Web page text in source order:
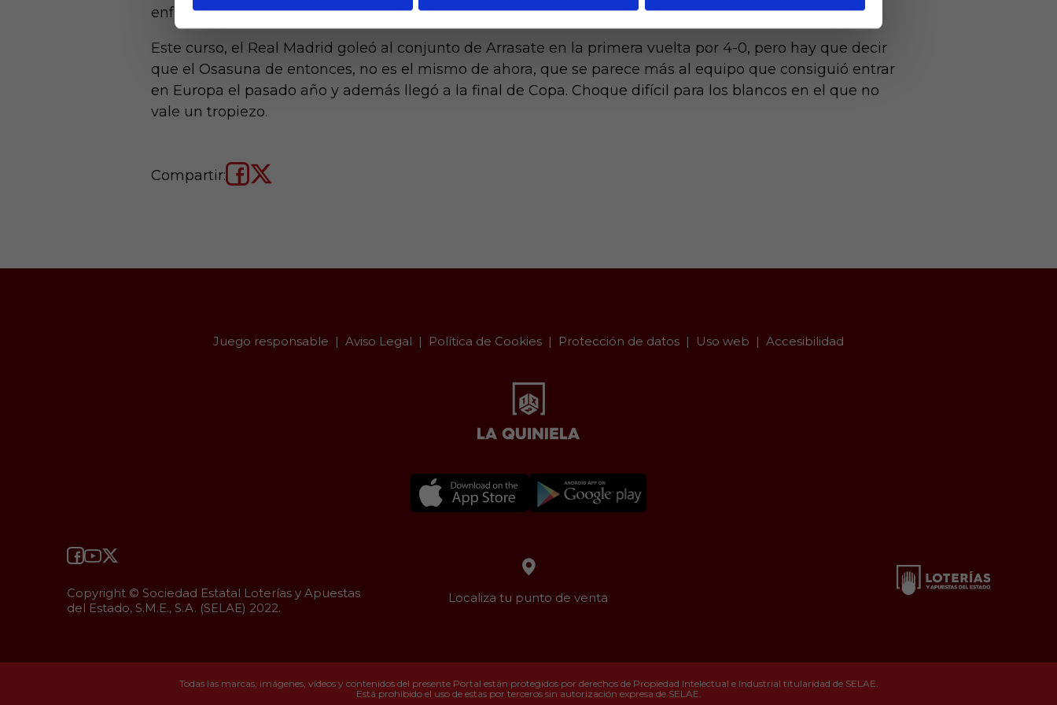
enfrentamientos.
Este curso, el Real Madrid goleó al conjunto de Arrasate en la primera vuelta por 4-0, pero hay que decir
que el Osasuna de entonces, no es el mismo de ahora, que se parece más al equipo que consiguió entrar
en Europa el pasado año y además llegó a la final de Copa. Choque difícil para los blancos en el que no
vale un tropiezo.
Compartir:
Juego responsable Aviso Legal Política de Cookies Protección de datos Uso web Accesibilidad
Copyright © Sociedad Estatal Loterías y Apuestas
del Estado, S.M.E., S.A. (SELAE) 2022.
Localiza tu punto de venta
Todas las marcas, imágenes, vídeos y contenidos del presente Portal están protegidos por derechos de Propiedad Intelectual e Industrial titularidad de SELAE.
Está prohibido el uso de estas por terceros sin autorización expresa de SELAE.